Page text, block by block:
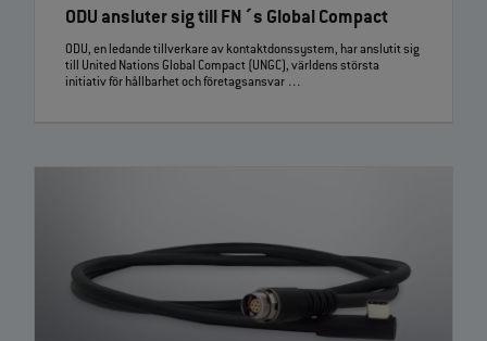
ODU ansluter sig till FN´s Global Compact
ODU, en ledande tillverkare av kontaktdonssystem, har anslutit sig
till United Nations Global Compact (UNGC), världens största
initiativ för hållbarhet och företagsansvar …